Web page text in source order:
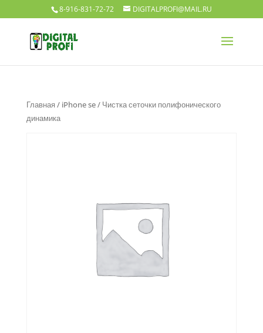
8-916-831-72-72 DIGITALPROFI@MAIL.RU
Главная / iPhone se/ Чистка сеточки полифонического
динамика